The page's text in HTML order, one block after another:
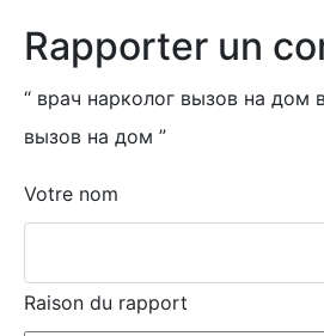
Rapporter un
“ врач нарколог вызов на дом
вызов на дом ”
Votre nom
Raison du rapport